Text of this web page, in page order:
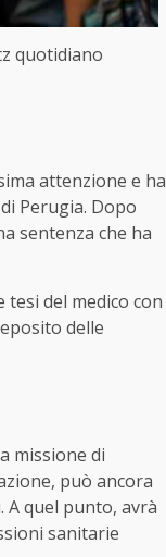
quotidiano
attenzione e ha
Perugia. Dopo
sentenza che ha
del medico con
delle
missione di
può ancora
quel punto, avrà
sanitarie